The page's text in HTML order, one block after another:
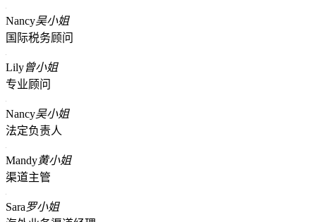
Nancy吴小姐
国际税务顾问
Lily曾小姐
专业顾问
Nancy吴小姐
法定负责人
Mandy黄小姐
渠道主管
Sara罗小姐